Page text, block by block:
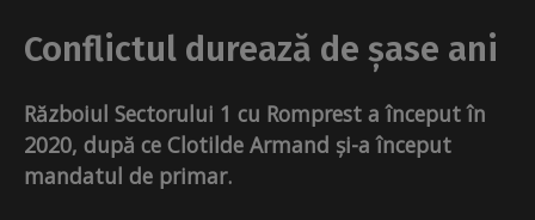
Conflictul durează de șase ani
Războiul Sectorului 1 cu Romprest a început în
2020, după ce Clotilde Armand și-a început
mandatul de primar.